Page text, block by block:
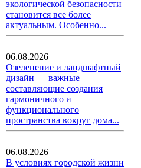
экологической безопасности
становится все более
актуальным. Особенно...
06.08.2026
Озеленение и ландшафтный
дизайн — важные
составляющие создания
гармоничного и
функционального
пространства вокруг дома...
06.08.2026
В условиях городской жизни